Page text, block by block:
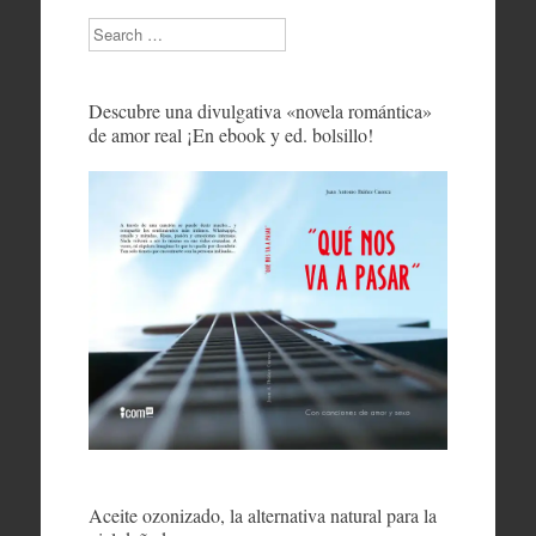
Search
Descubre una divulgativa «novela romántica»
de amor real ¡En ebook y ed. bolsillo!
Aceite ozonizado, la alternativa natural para la